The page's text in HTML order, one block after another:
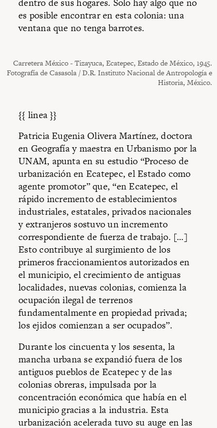
dentro de sus hogares. Solo hay algo que no
es posible encontrar en esta colonia: una
ventana que no tenga barrotes.
Carretera México - Tizayuca, Ecatepec, Estado de México, 1945.
Fotografía de Casasola / D.R. Instituto Nacional de Antropología e
Historia, México.
{{ linea }}
Patricia Eugenia Olivera Martínez, doctora
en Geografía y maestra en Urbanismo por la
UNAM, apunta en su estudio “Proceso de
urbanización en Ecatepec, el Estado como
agente promotor” que, “en Ecatepec, el
rápido incremento de establecimientos
industriales, estatales, privados nacionales
y extranjeros sostuvo un incremento
correspondiente de fuerza de trabajo. […]
Esto contribuye al surgimiento de los
primeros fraccionamientos autorizados en
el municipio, el crecimiento de antiguas
localidades, nuevas colonias, comienza la
ocupación ilegal de terrenos
fundamentalmente en propiedad privada;
los ejidos comienzan a ser ocupados”.
Durante los cincuenta y los sesenta, la
mancha urbana se expandió fuera de los
antiguos pueblos de Ecatepec y de las
colonias obreras, impulsada por la
concentración económica que había en el
municipio gracias a la industria. Esta
urbanización acelerada tuvo su auge en las